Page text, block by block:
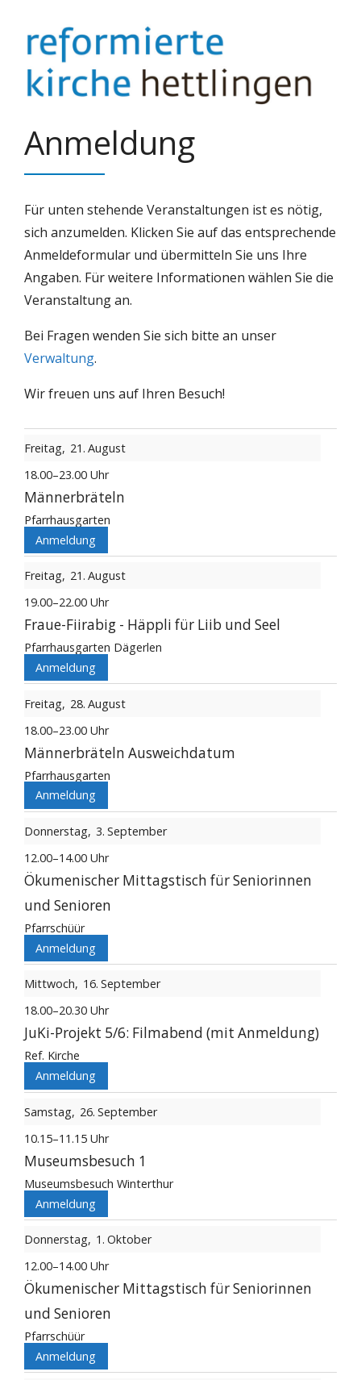
Inhalt
Anmeldung
Für unten stehende Veranstaltungen ist es nötig,
sich anzumelden. Klicken Sie auf das entsprechende
Anmeldeformular und übermitteln Sie uns Ihre
Angaben. Für weitere Informationen wählen Sie die
Veranstaltung an.
Bei Fragen wenden Sie sich bitte an unser
Verwaltung.
Wir freuen uns auf Ihren Besuch!
Freitag 21 August
18.00–23.00 Uhr
Männerbräteln
Pfarrhausgarten
Anmeldung
Freitag 21 August
19.00–22.00 Uhr
Fraue-Fiirabig - Häppli für Liib und Seel
Pfarrhausgarten Dägerlen
Anmeldung
Freitag 28 August
18.00–23.00 Uhr
Männerbräteln Ausweichdatum
Pfarrhausgarten
Anmeldung
Donnerstag 3 September
12.00–14.00 Uhr
Ökumenischer Mittagstisch für Seniorinnen
und Senioren
Pfarrschüür
Anmeldung
Mittwoch 16 September
18.00–20.30 Uhr
JuKi-Projekt 5/6: Filmabend (mit Anmeldung)
Ref. Kirche
Anmeldung
Samstag 26 September
10.15–11.15 Uhr
Museumsbesuch 1
Museumsbesuch Winterthur
Anmeldung
Donnerstag 1 Oktober
12.00–14.00 Uhr
Ökumenischer Mittagstisch für Seniorinnen
und Senioren
Pfarrschüür
Anmeldung